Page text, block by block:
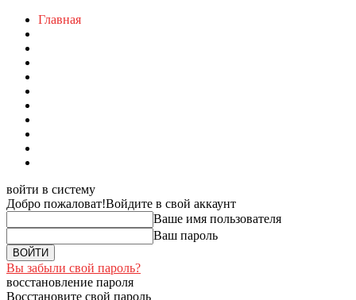
Главная
войти в систему
Добро пожаловат!Войдите в свой аккаунт
Ваше имя пользователя
Ваш пароль
Вы забыли свой пароль?
восстановление пароля
Восстановите свой пароль